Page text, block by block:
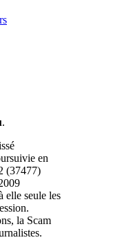
.
en
(37477)
elle seule les
la Scam